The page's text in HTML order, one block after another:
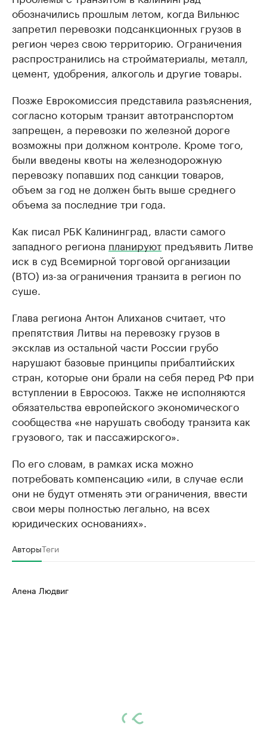
обозначились прошлым летом, когда Вильнюс
запретил перевозки подсанкционных грузов в
регион через свою территорию. Ограничения
распространились на стройматериалы, металл,
цемент, удобрения, алкоголь и другие товары.
Позже Еврокомиссия представила разъяснения,
согласно которым транзит автотранспортом
запрещен, а перевозки по железной дороге
возможны при должном контроле. Кроме того,
были введены квоты на железнодорожную
перевозку попавших под санкции товаров,
объем за год не должен быть выше среднего
объема за последние три года.
Как писал РБК Калининград, власти самого
западного региона планируют предъявить Литве
иск в суд Всемирной торговой организации
(ВТО) из-за ограничения транзита в регион по
суше.
Глава региона Антон Алиханов считает, что
препятствия Литвы на перевозку грузов в
эксклав из остальной части России грубо
нарушают базовые принципы прибалтийских
стран, которые они брали на себя перед РФ при
вступлении в Евросоюз. Также не исполняются
обязательства европейского экономического
сообщества «не нарушать свободу транзита как
грузового, так и пассажирского».
По его словам, в рамках иска можно
потребовать компенсацию «или, в случае если
они не будут отменять эти ограничения, ввести
свои меры полностью легально, на всех
юридических основаниях».
АвторыТеги
Алена Людвиг